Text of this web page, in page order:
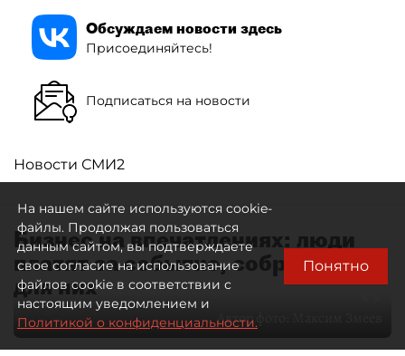
Обсуждаем новости здесь
Присоединяйтесь!
Подписаться на новости
Новости СМИ2
Бизнес на впечатлениях: люди
платят за событие, собранное
для них
Автор фото:
На нашем сайте используются cookie-
файлы. Продолжая пользоваться
данным сайтом, вы подтверждаете
свое согласие на использование
файлов cookie в соответствии с
настоящим уведомлением и
Политикой о конфиденциальности.
Понятно